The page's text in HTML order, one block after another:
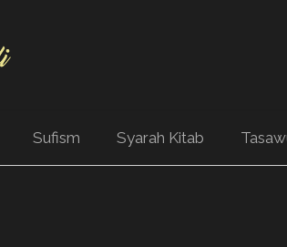
Sufism Syarah Kitab